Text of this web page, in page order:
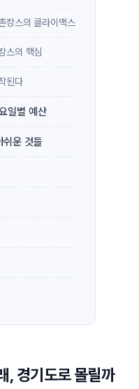
캉스의 클라이맥스
스의 핵심
된다
일별 예산
쉬운 것들
, 경기도로 몰릴까